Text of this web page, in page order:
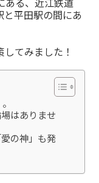
と平田駅の間にあ
てみました！
はありませ
の神」も発